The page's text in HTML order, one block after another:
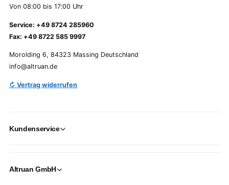
Von 08:00 bis 17:00 Uhr
Service: +49 8724 285960
Fax: +49 8722 585 9997
Morolding 6, 84323 Massing Deutschland
info@altruan.de
↻ Vertrag widerrufen
Kundenservice
Altruan GmbH